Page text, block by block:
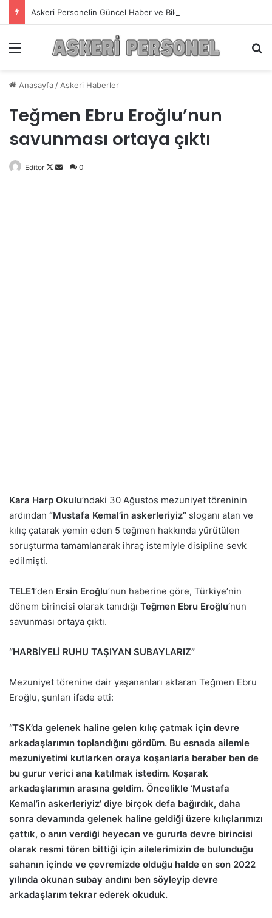
Askeri Personelin Güncel Haber ve Bilgi Sitesi.
Anasayfa / Askeri Haberler
Teğmen Ebru Eroğlu’nun
savunması ortaya çıktı
Editor
Follow
Bir
0
Kara Harp Okulu’ndaki 30 Ağustos mezuniyet töreninin
ardından “Mustafa Kemal’in askerleriyiz” sloganı atan ve
kılıç çatarak yemin eden 5 teğmen hakkında yürütülen
soruşturma tamamlanarak ihraç istemiyle disipline sevk
edilmişti.
TELE1‘den Ersin Eroğlu‘nun haberine göre, Türkiye’nin
dönem birincisi olarak tanıdığı Teğmen Ebru Eroğlu‘nun
savunması ortaya çıktı.
“HARBİYELİ RUHU TAŞIYAN SUBAYLARIZ”
Mezuniyet törenine dair yaşananları aktaran Teğmen Ebru
Eroğlu, şunları ifade etti:
“TSK’da gelenek haline gelen kılıç çatmak için devre
arkadaşlarımın toplandığını gördüm. Bu esnada ailemle
mezuniyetimi kutlarken oraya koşanlarla beraber ben de
bu gurur verici ana katılmak istedim. Koşarak
arkadaşlarımın arasına geldim. Öncelikle ‘Mustafa
Kemal’in askerleriyiz’ diye birçok defa bağırdık, daha
sonra devamında gelenek haline geldiği üzere kılıçlarımızı
çattık, o anın verdiği heyecan ve gururla devre birincisi
olarak resmi tören bittiği için ailelerimizin de bulunduğu
sahanın içinde ve çevremizde olduğu halde en son 2022
yılında okunan subay andını ben söyleyip devre
arkadaşlarım tekrar ederek okuduk.